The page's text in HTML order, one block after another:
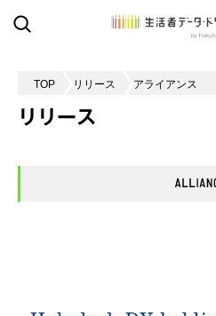
TOP リリース アライアンス
リリース